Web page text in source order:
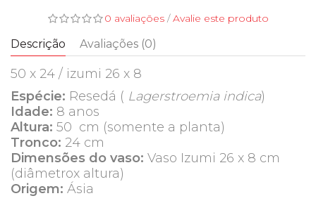
0 avaliações/Avalie este produto
Descrição Avaliações (0)
50 x 24 / izumi 26 x 8
Espécie: Resedá ( Lagerstroemia indica)
Idade: 8 anos
Altura: 50 cm (somente a planta)
Tronco: 24 cm
Dimensões do vaso: Vaso Izumi 26 x 8 cm
(diâmetrox altura)
Origem: Ásia